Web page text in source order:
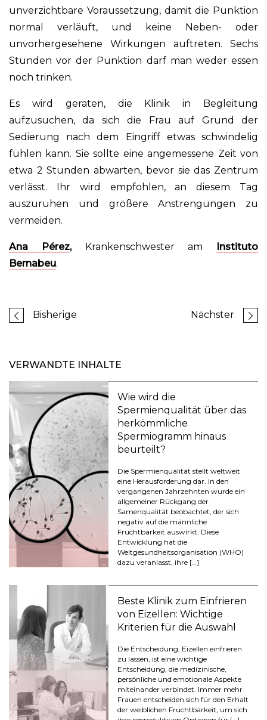
unverzichtbare Voraussetzung, damit die Punktion
normal verläuft, und keine Neben- oder
unvorhergesehene Wirkungen auftreten. Sechs
Stunden vor der Punktion darf man weder essen
noch trinken.
Es wird geraten, die Klinik in Begleitung
aufzusuchen, da sich die Frau auf Grund der
Sedierung nach dem Eingriff etwas schwindelig
fühlen kann. Sie sollte eine angemessene Zeit von
etwa 2 Stunden abwarten, bevor sie das Zentrum
verlässt. Ihr wird empfohlen, an diesem Tag
auszuruhen und größere Anstrengungen zu
vermeiden.
Ana Pérez, Krankenschwester am
Instituto
Bernabeu.
Bisherige Nächster
VERWANDTE INHALTE
Wie wird die
Spermienqualität über das
herkömmliche
Spermiogramm hinaus
beurteilt?
Die Spermienqualität stellt weltweit
eine Herausforderung dar. In den
vergangenen Jahrzehnten wurde ein
allgemeiner Rückgang der
Samenqualität beobachtet, der sich
negativ auf die männliche
Fruchtbarkeit auswirkt. Diese
Entwicklung hat die
Weltgesundheitsorganisation (WHO)
dazu veranlasst, ihre […]
Beste Klinik zum Einfrieren
von Eizellen: Wichtige
Kriterien für die Auswahl
Die Entscheidung, Eizellen einfrieren
zu lassen, ist eine wichtige
Entscheidung, die medizinische,
persönliche und emotionale Aspekte
miteinander verbindet. Immer mehr
Frauen entscheiden sich für den Erhalt
der weiblichen Fruchtbarkeit, um sich